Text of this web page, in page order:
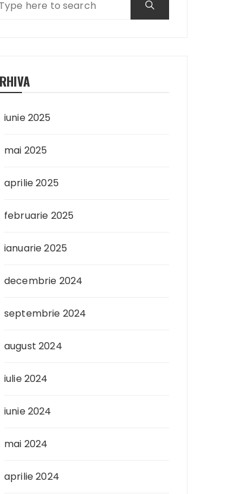
iunie 2025
mai 2025
aprilie 2025
februarie 2025
ianuarie 2025
decembrie 2024
septembrie 2024
august 2024
iulie 2024
iunie 2024
mai 2024
aprilie 2024